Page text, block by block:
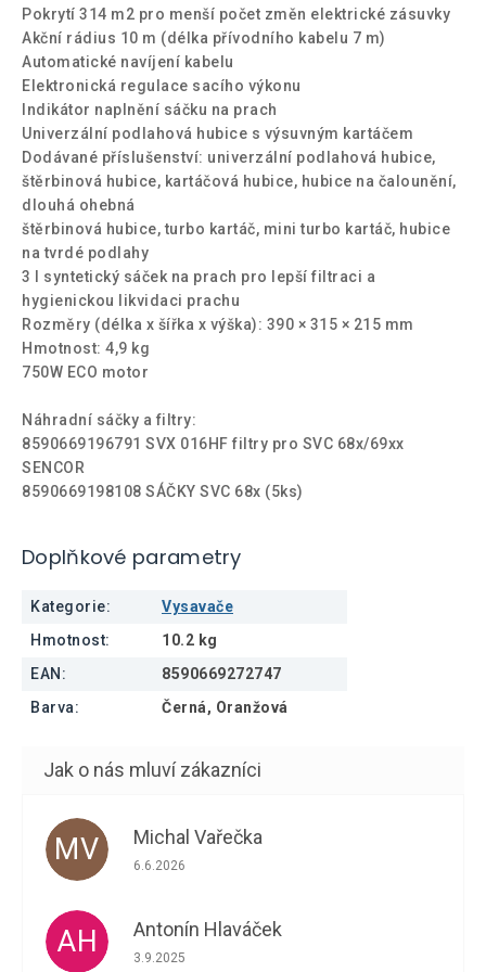
Pokrytí 314 m2 pro menší počet změn elektrické zásuvky
Akční rádius 10 m (délka přívodního kabelu 7 m)
Automatické navíjení kabelu
Elektronická regulace sacího výkonu
Indikátor naplnění sáčku na prach
Univerzální podlahová hubice s výsuvným kartáčem
Dodávané příslušenství: univerzální podlahová hubice,
štěrbinová hubice, kartáčová hubice, hubice na čalounění,
dlouhá ohebná
štěrbinová hubice, turbo kartáč, mini turbo kartáč, hubice
na tvrdé podlahy
3 l syntetický sáček na prach pro lepší filtraci a
hygienickou likvidaci prachu
Rozměry (délka x šířka x výška): 390 × 315 × 215 mm
Hmotnost: 4,9 kg
750W ECO motor
Náhradní sáčky a filtry:
8590669196791 SVX 016HF filtry pro SVC 68x/69xx
SENCOR
8590669198108 SÁČKY SVC 68x (5ks)
Doplňkové parametry
Kategorie:
Vysavače
Hmotnost:
10.2 kg
EAN:
8590669272747
Barva: Černá, Oranžová
MV Michal Vařečka
Hodnocení obchodu je 5 z 5 hvězdiček.
6.6.2026
AH Antonín Hlaváček
Hodnocení obchodu je 5 z 5 hvězdiček.
3.9.2025